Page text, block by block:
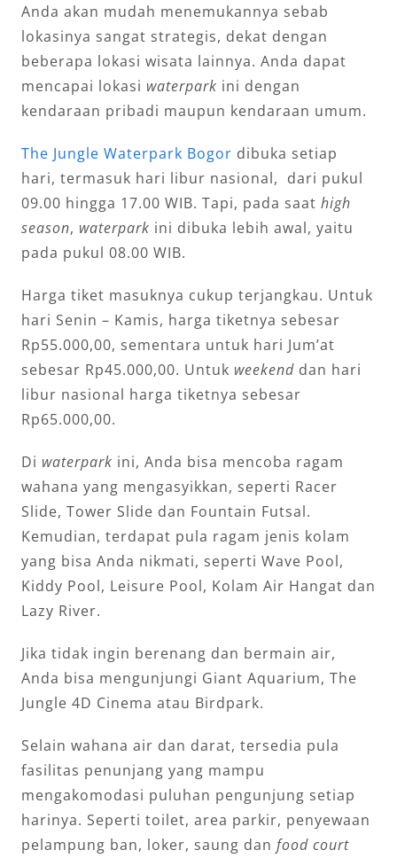
Anda akan mudah menemukannya sebab
lokasinya sangat strategis, dekat dengan
beberapa lokasi wisata lainnya. Anda dapat
mencapai lokasi waterpark ini dengan
kendaraan pribadi maupun kendaraan umum.
The Jungle Waterpark Bogor dibuka setiap
hari, termasuk hari libur nasional, dari pukul
09.00 hingga 17.00 WIB. Tapi, pada saat high
season, waterpark ini dibuka lebih awal, yaitu
pada pukul 08.00 WIB.
Harga tiket masuknya cukup terjangkau. Untuk
hari Senin – Kamis, harga tiketnya sebesar
Rp55.000,00, sementara untuk hari Jum’at
sebesar Rp45.000,00. Untuk weekend dan hari
libur nasional harga tiketnya sebesar
Rp65.000,00.
Di waterpark ini, Anda bisa mencoba ragam
wahana yang mengasyikkan, seperti Racer
Slide, Tower Slide dan Fountain Futsal.
Kemudian, terdapat pula ragam jenis kolam
yang bisa Anda nikmati, seperti Wave Pool,
Kiddy Pool, Leisure Pool, Kolam Air Hangat dan
Lazy River.
Jika tidak ingin berenang dan bermain air,
Anda bisa mengunjungi Giant Aquarium, The
Jungle 4D Cinema atau Birdpark.
Selain wahana air dan darat, tersedia pula
fasilitas penunjang yang mampu
mengakomodasi puluhan pengunjung setiap
harinya. Seperti toilet, area parkir, penyewaan
pelampung ban, loker, saung dan food court